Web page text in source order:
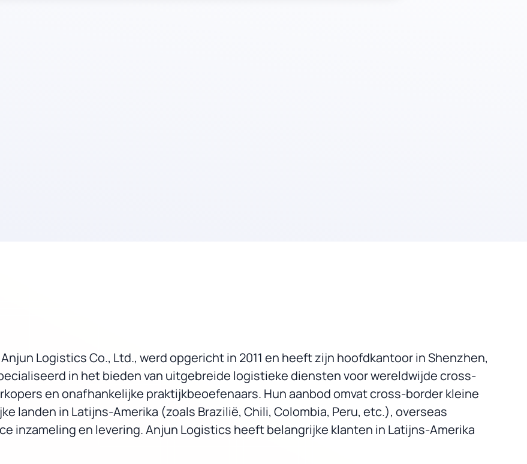
Logistics Co., Ltd., werd opgericht in 2011 en heeft zijn hoofdkantoor in Shenzhen,
in het bieden van uitgebreide logistieke diensten voor wereldwijde cross-
en onafhankelijke praktijkbeoefenaars. Hun aanbod omvat cross-border kleine
landen in Latijns-Amerika (zoals Brazilië, Chili, Colombia, Peru, etc.), overseas
inzameling en levering. Anjun Logistics heeft belangrijke klanten in Latijns-Amerika